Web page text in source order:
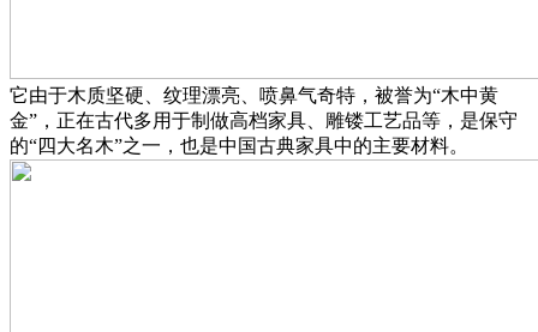
它由于木质坚硬、纹理漂亮、喷鼻气奇特，被誉为“木中黄
金”，正在古代多用于制做高档家具、雕镂工艺品等，是保守
的“四大名木”之一，也是中国古典家具中的主要材料。